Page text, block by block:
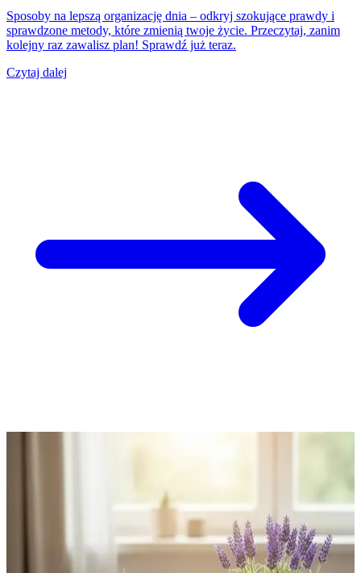
Sposoby na lepszą organizację dnia – odkryj szokujące prawdy i
sprawdzone metody, które zmienią twoje życie. Przeczytaj, zanim
kolejny raz zawalisz plan! Sprawdź już teraz.
Czytaj dalej